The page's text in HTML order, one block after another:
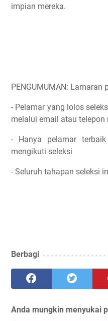
impian mereka.
PENGUMUMAN:
- Pelamar yang lolos
melalui email atau telepon
- Hanya pelamar
mengikuti seleksi
- Seluruh tahapan seleksi
Berbagi
Anda mungkin menyukai